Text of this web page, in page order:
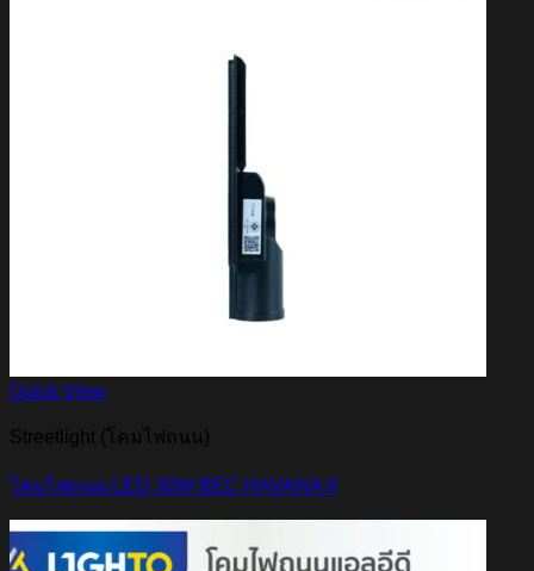
Quick View
Streetlight (โคมไฟถนน)
โคมไฟถนน LED 30W BEC HAVANA II